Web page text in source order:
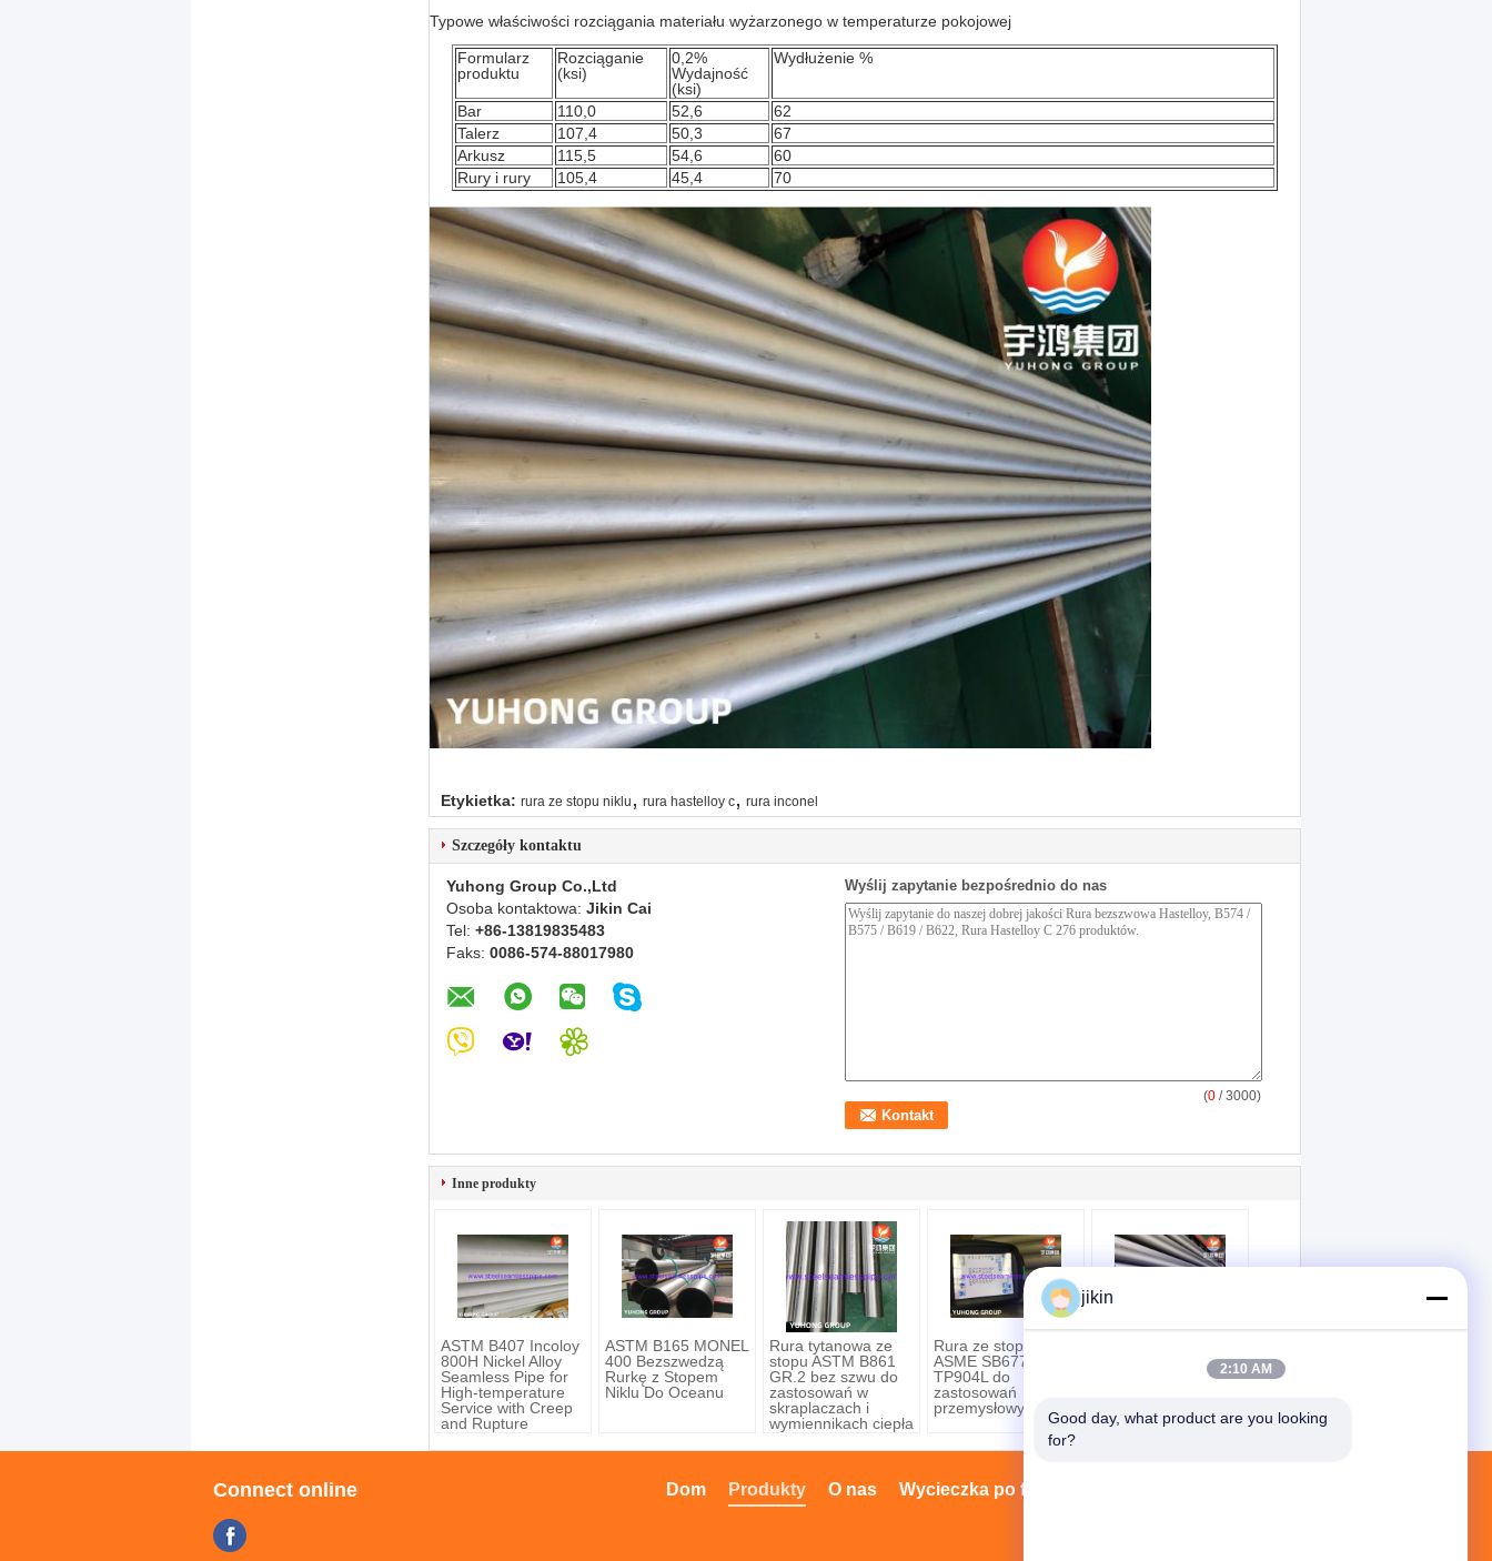
Typowe właściwości rozciągania materiału wyżarzonego w temperaturze pokojowej
Formularz
produktu
Rozciąganie
(ksi)
0,2%
Wydajność
(ksi)
Wydłużenie %
Bar 110,0 52,6
62
Talerz
107,4 50,3
67
Arkusz
115,5 54,6
60
Rury i rury
105,4 45,4 70
Etykietka: rura ze stopu niklu rura hastelloy c rura inconel
Szczegóły kontaktu
Yuhong Group Co.,Ltd
Osoba kontaktowa: Jikin Cai
Tel: +86-13819835483
Faks: 0086-574-88017980
Wyślij zapytanie bezpośrednio do nas
(0 / 3000)
Inne produkty
ASTM B407 Incoloy
800H Nickel Alloy
Seamless Pipe for
High-temperature
Service with Creep
and Rupture
Resistance
ASTM B165 MONEL
400 Bezszwedzą
Rurkę z Stopem
Niklu Do Oceanu
Rura tytanowa ze
stopu ASTM B861
GR.2 bez szwu do
zastosowań w
skraplaczach i
wymiennikach ciepła
Rura ze stopu niklu
ASME SB677
TP904L do
zastosowań
przemysłowych
Inconel Nickel Alloy
Connect online Wycieczka po fabryce
O nas
Produkty
Dom
jikin
2:10 AM
Good day, what product are you looking
for?